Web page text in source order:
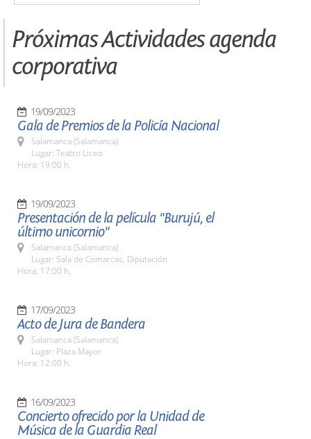
Próximas Actividades agenda
corporativa
19/09/2023
Gala de Premios de la Policía Nacional
Salamanca (Salamanca)
Lugar: Teatro Liceo
Hora: 19:00 h.
19/09/2023
Presentación de la película "Burujú, el
último unicornio"
Salamanca (Salamanca)
Lugar: Sala de Comarcas. Diputación
Hora: 17:00 h.
17/09/2023
Acto de Jura de Bandera
Salamanca (Salamanca)
Lugar: Plaza Mayor
Hora: 12:00 h.
16/09/2023
Concierto ofrecido por la Unidad de
Música de la Guardia Real